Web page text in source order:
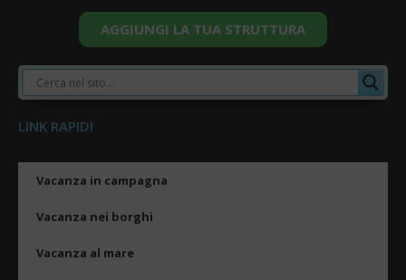
AGGIUNGI LA TUA STRUTTURA
LINK RAPIDI
Vacanza in campagna
Vacanza nei borghi
Vacanza al mare